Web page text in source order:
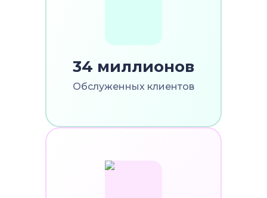
34 миллионов
Обслуженных клиентов